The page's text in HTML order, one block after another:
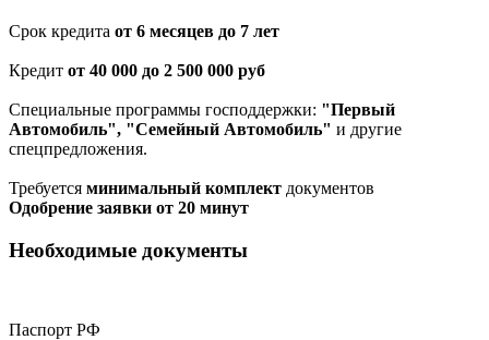
Срок кредита от 6 месяцев до 7 лет
Кредит от 40 000 до 2 500 000 руб
Специальные программы господдержки: "Первый
Автомобиль", "Семейный Автомобиль" и другие
спецпредложения.
Требуется минимальный комплект документов
Одобрение заявки от 20 минут
Необходимые документы
Паспорт РФ